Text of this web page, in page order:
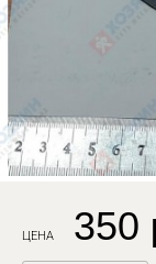
ЦЕНА 350